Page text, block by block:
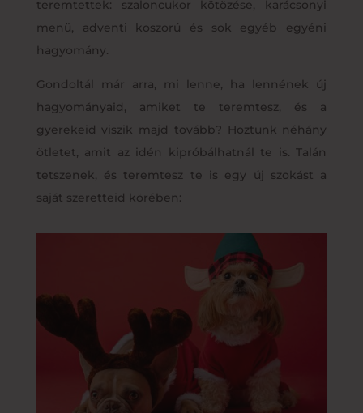
teremtettek: szaloncukor kötözése, karácsonyi
menü, adventi koszorú és sok egyéb egyéni
hagyomány.
Gondoltál már arra, mi lenne, ha lennének új
hagyományaid, amiket te teremtesz, és a
gyerekeid viszik majd tovább? Hoztunk néhány
ötletet, amit az idén kipróbálhatnál te is. Talán
tetszenek, és teremtesz te is egy új szokást a
saját szeretteid körében: